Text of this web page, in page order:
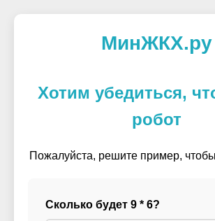
МинЖКХ.ру
Хотим убедиться,
робот
Пожалуйста, решите пример,
Сколько будет 9 * 6?